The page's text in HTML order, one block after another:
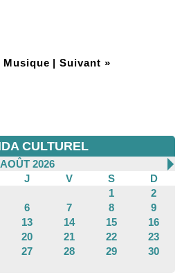
| Suivant »
CULTUREL
AOÛT 2026
J V S
D
1
2
6 7 8
9
13 14 15
16
20 21 22
23
27 28 29
30